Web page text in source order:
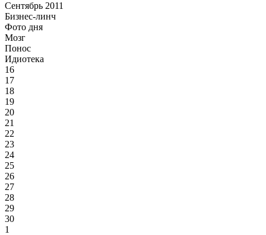
Сентябрь 2011
Бизнес-линч
Фото дня
Мозг
Понос
Идиотека
16
17
18
19
20
21
22
23
24
25
26
27
28
29
30
1